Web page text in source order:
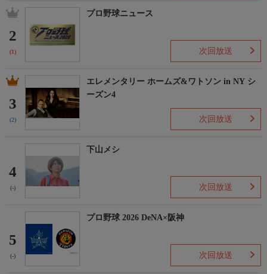
2
(1)
プロ野球ニュース
次回放送
3
(2)
エレメンタリー ホームズ&ワトソン in NY シ
ーズン4
次回放送
4
(-)
下山メシ
次回放送
5
(-)
プロ野球 2026 DeNA×阪神
次回放送